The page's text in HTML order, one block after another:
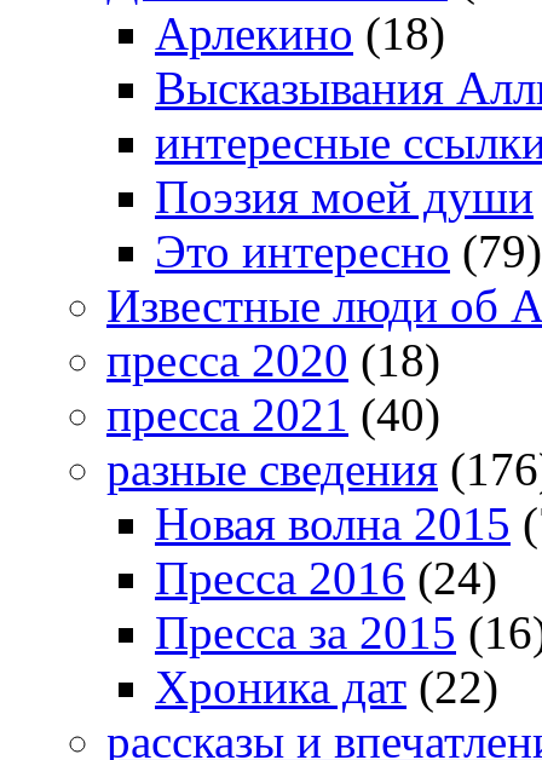
Арлекино (18)
Высказывания
интересные
Поэзия моей души
Это интересно (79)
Известные люди об
пресса 2020 (18)
пресса 2021 (40)
разные сведения
Новая волна 2015
Пресса 2016 (24)
Пресса за 2015
Хроника дат (22)
рассказы и